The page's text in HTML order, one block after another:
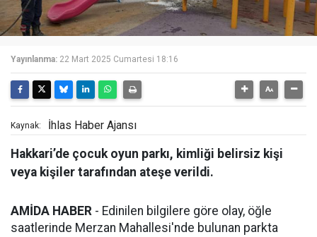
Yayınlanma: 22 Mart 2025 Cumartesi 18:16
Kaynak: İhlas Haber Ajansı
Hakkari’de çocuk oyun parkı, kimliği belirsiz kişi
veya kişiler tarafından ateşe verildi.
AMİDA HABER - Edinilen bilgilere göre olay, öğle
saatlerinde Merzan Mahallesi'nde bulunan parkta